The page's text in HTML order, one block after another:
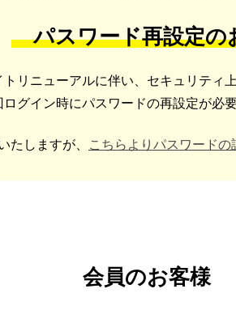
パスワード再設定の
トリニューアルに伴い、セキュリティ
ログイン時にパスワードの再設定が必
たしますが、 こちらよりパスワードの
会員のお客様